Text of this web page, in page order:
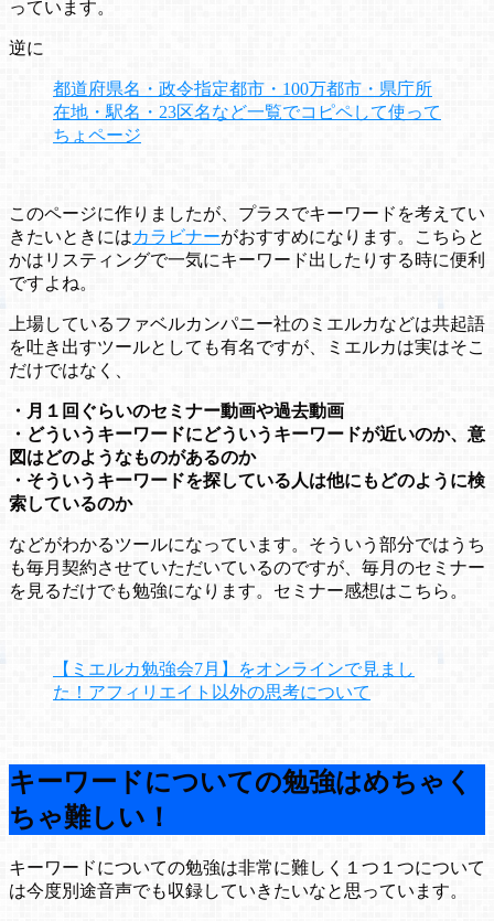
っています。
逆に
都道府県名・政令指定都市・100万都市・県庁所
在地・駅名・23区名など一覧でコピペして使って
ちょページ
このページに作りましたが、プラスでキーワードを考えてい
きたいときにはカラビナーがおすすめになります。こちらと
かはリスティングで一気にキーワード出したりする時に便利
ですよね。
上場しているファベルカンパニー社のミエルカなどは共起語
を吐き出すツールとしても有名ですが、ミエルカは実はそこ
だけではなく、
・月１回ぐらいのセミナー動画や過去動画
・どういうキーワードにどういうキーワードが近いのか、意
図はどのようなものがあるのか
・そういうキーワードを探している人は他にもどのように検
索しているのか
などがわかるツールになっています。そういう部分ではうち
も毎月契約させていただいているのですが、毎月のセミナー
を見るだけでも勉強になります。セミナー感想はこちら。
【ミエルカ勉強会7月】をオンラインで見まし
た！アフィリエイト以外の思考について
キーワードについての勉強はめちゃく
ちゃ難しい！
キーワードについての勉強は非常に難しく１つ１つについて
は今度別途音声でも収録していきたいなと思っています。